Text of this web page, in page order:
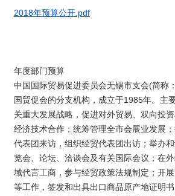
2018年预算公开.pdf
无锡市贸促
年度部门预算
中国国际贸易促进委员会无锡市支会(简称
国贸促会的分支机构，成立于1985年。主
关重大发展战略，促进对外贸易、双向投
经济技术合作；统筹管理全市会展业发展
代表团来访，组织经贸代表团出访；举办
览会、论坛、洽谈会及有关国际会议；在
域代言工商，参与经贸政策法规制定；开
等工作，签发和出具出口商品原产地证明